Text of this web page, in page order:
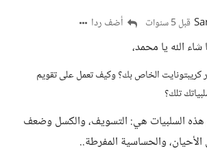
قبل 5 سنوات أضف ردا
الله يا محمد،
الخاص بك؟ وكيف تعمل على تقويم
تلك؟
هذه السلبيات هي: التسويف، والكسل وضعف
والحساسية المفرطة..